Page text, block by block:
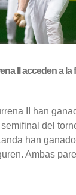
II acceden a la
II han
del
han
Ambas